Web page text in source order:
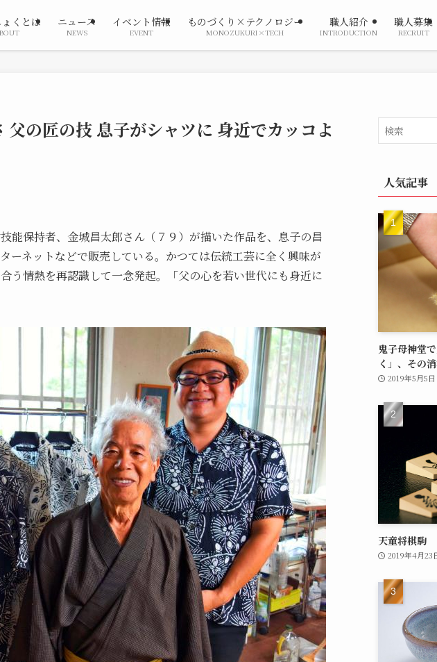
ょくとは ニュース
NEWS
イベント情報
EVENT
ものづくり×テクノロジー
MONOZUKURI×TECH
職人紹介
INTRODUCTION
職人募集
RECRUIT
の匠の技 息子がシャツに 身近でカッコよ
能保持者、金城昌太郎さん（７９）が描いた作品を、息子の昌
ーネットなどで販売している。かつては伝統工芸に全く興味が
う情熱を再認識して一念発起。「父の心を若い世代にも身近に
人気記事
鬼子母神堂
く」、その
2019年5月5日
天童将棋駒
2019年4月23